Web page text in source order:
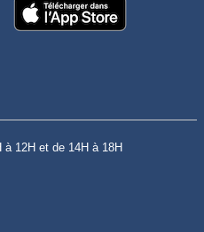
à 12H et de 14H à 18H